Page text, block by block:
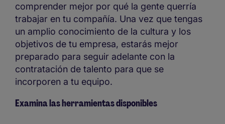
comprender mejor por qué la gente querría
trabajar en tu compañía. Una vez que tengas
un amplio conocimiento de la cultura y los
objetivos de tu empresa, estarás mejor
preparado para seguir adelante con la
contratación de talento para que se
incorporen a tu equipo.
Examina las herramientas disponibles